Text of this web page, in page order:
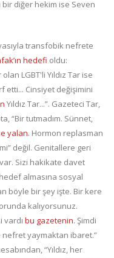
bir diğer hekim ise Seven
transfobik nefrete
hedefi oldu:
LGBT'li Yıldız Tar ise
etti... Cinsiyet değişimini
Yıldız Tar...”. Gazeteci Tar,
“Bir tutmadım. Sünnet,
yalan. Hormon replasman
değil. Genitallere geri
Sizi hakikate davet
almasına sosyal
böyle bir şey işte. Bir kere
kalıyorsunuz.
vardı bu gazetenin. Şimdi
yaymaktan ibaret.”
“Yıldız, her